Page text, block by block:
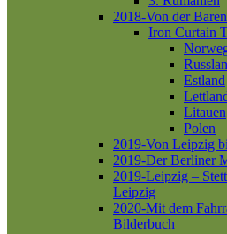
2018-Von der
Iron Curtain
Estland
Litauen
Polen
2019-Von Leipzig
2019-Der Berliner
2019-Leipzig –
Leipzig
2020-Mit dem
Bilderbuch